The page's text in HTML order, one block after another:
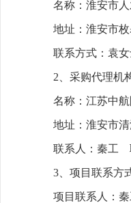
名称：淮安市
地址：淮安市
联系方式：袁
2、采购代理机
名称：江苏中
地址：淮安市
联系人：秦工
3、项目联系方
项目联系人：秦